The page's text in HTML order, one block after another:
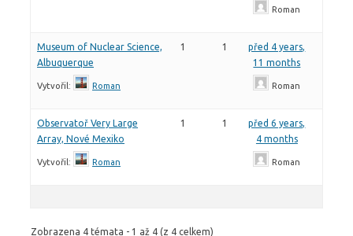
Roman
Museum of Nuclear Science,
Albuquerque
Vytvořil: Roman
1 1
před 4 years,
11 months
Roman
Observatoř Very Large
Array, Nové Mexiko
Vytvořil: Roman
1 1
před 6 years,
4 months
Roman
Zobrazena 4 témata - 1 až 4 (z 4 celkem)